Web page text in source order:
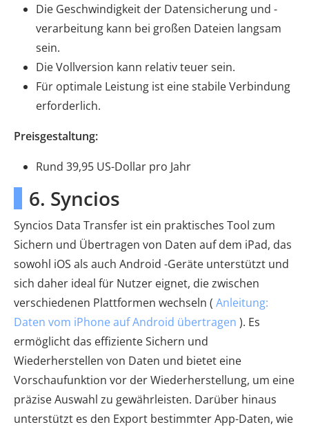
Die Geschwindigkeit der Datensicherung und -
verarbeitung kann bei großen Dateien langsam
sein.
Die Vollversion kann relativ teuer sein.
Für optimale Leistung ist eine stabile Verbindung
erforderlich.
Preisgestaltung:
Rund 39,95 US-Dollar pro Jahr
6. Syncios
Syncios Data Transfer ist ein praktisches Tool zum
Sichern und Übertragen von Daten auf dem iPad, das
sowohl iOS als auch Android -Geräte unterstützt und
sich daher ideal für Nutzer eignet, die zwischen
verschiedenen Plattformen wechseln ( Anleitung:
Daten vom iPhone auf Android übertragen ). Es
ermöglicht das effiziente Sichern und
Wiederherstellen von Daten und bietet eine
Vorschaufunktion vor der Wiederherstellung, um eine
präzise Auswahl zu gewährleisten. Darüber hinaus
unterstützt es den Export bestimmter App-Daten, wie